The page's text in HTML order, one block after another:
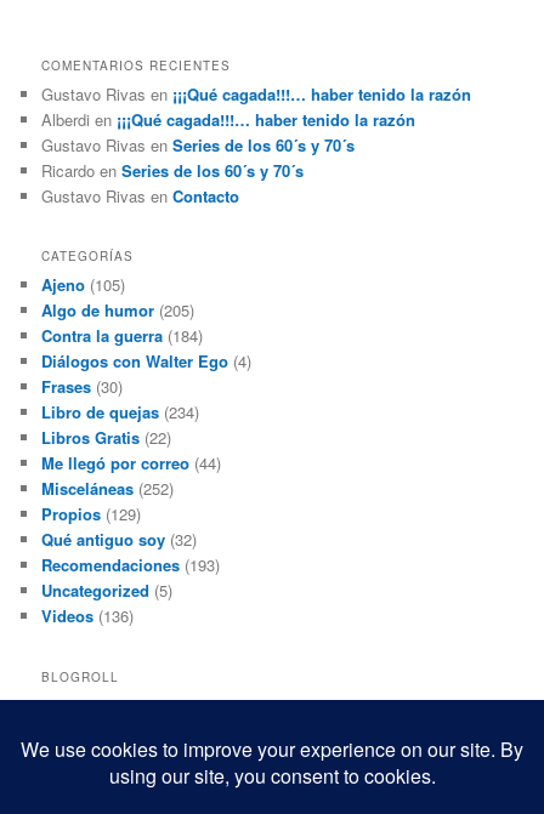
COMENTARIOS RECIENTES
Gustavo Rivas en ¡¡¡Qué cagada!!!… haber tenido la razón
Alberdi en ¡¡¡Qué cagada!!!… haber tenido la razón
Gustavo Rivas enSeries de los 60´s y 70´s
Ricardo enSeries de los 60´s y 70´s
Gustavo Rivas enContacto
CATEGORÍAS
Ajeno (105)
Algo de humor (205)
Contra la guerra (184)
Diálogos con Walter Ego (4)
Frases (30)
Libro de quejas (234)
Libros Gratis (22)
Me llegó por correo (44)
Misceláneas (252)
Propios (129)
Qué antiguo soy (32)
Recomendaciones (193)
Uncategorized (5)
Videos (136)
BLOGROLL
Black and White Power
Mis macrofotografías
Teresita Rivas